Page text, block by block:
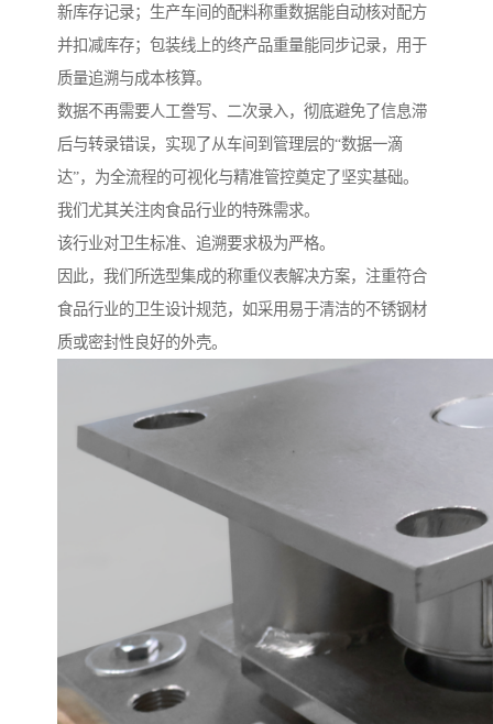
新库存记录；生产车间的配料称重数据能自动核对配方
并扣减库存；包装线上的终产品重量能同步记录，用于
质量追溯与成本核算。
数据不再需要人工誊写、二次录入，彻底避免了信息滞
后与转录错误，实现了从车间到管理层的“数据一滴
达”，为全流程的可视化与精准管控奠定了坚实基础。
我们尤其关注肉食品行业的特殊需求。
该行业对卫生标准、追溯要求极为严格。
因此，我们所选型集成的称重仪表解决方案，注重符合
食品行业的卫生设计规范，如采用易于清洁的不锈钢材
质或密封性良好的外壳。